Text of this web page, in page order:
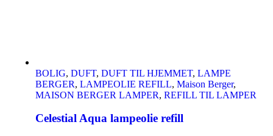
BOLIG, DUFT, DUFT TIL HJEMMET, LAMPE
BERGER, LAMPEOLIE REFILL, Maison Berger,
MAISON BERGER LAMPER, REFILL TIL LAMPER
Celestial Aqua lampeolie refill